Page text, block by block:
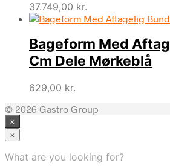
37.749,00 kr.
Bageform Med
Cm Dele Mørkeblå
629,00 kr.
© 2026 Gastro Group
×
×
What are you looking for?